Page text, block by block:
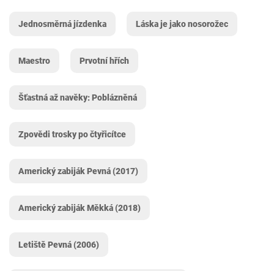
Jednosměrná jízdenka Láska je jako nosorožec
Maestro Prvotní hřích
Šťastná až navěky: Poblázněná
Zpovědi trosky po čtyřicítce
Americký zabiják Pevná (2017)
Americký zabiják Měkká (2018)
Letiště Pevná (2006)